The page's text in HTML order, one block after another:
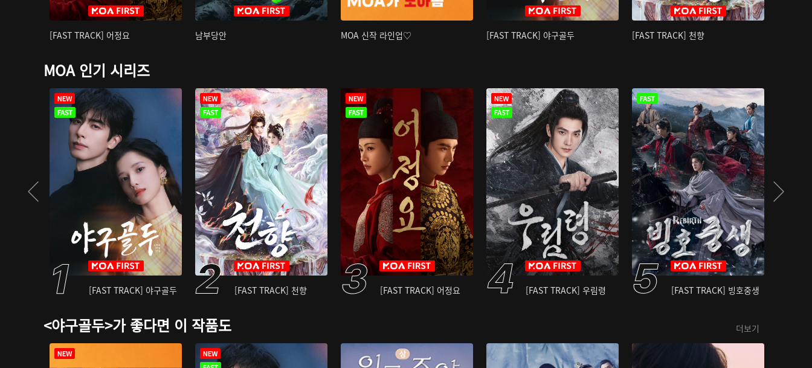
[FAST TRACK] 어정요 남부당안 MOA 신작 라인업♡ [FAST TRACK] 야구골두 [FAST TRACK] 천향
MOA 인기 시리즈
[FAST TRACK] 야구골두 [FAST TRACK] 천향 [FAST TRACK] 어정요 [FAST TRACK] 우림령 [FAST TRACK] 빙호중생
<야구골두>가 좋다면 이 작품도 더보기